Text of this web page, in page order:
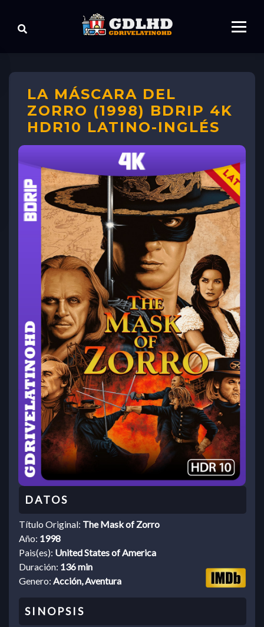
LA MÁSCARA DEL
ZORRO (1998) BDRIP 4K
HDR10 LATINO-INGLÉS
Título Original: The Mask of Zorro
Año: 1998
Pais(es): United States of America
Duración: 136 min
Genero: Acción, Aventura